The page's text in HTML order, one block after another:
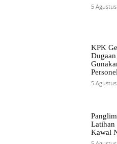
5
KPK
5
Latihan
Kawal